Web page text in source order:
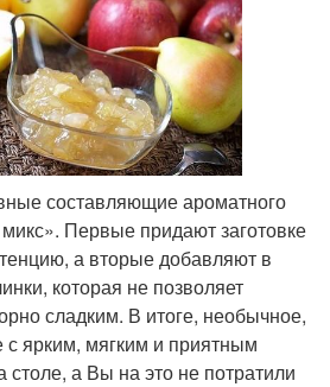
составляющие ароматного
Первые придают заготовке
а вторые добавляют в
которая не позволяет
сладким. В итоге, необычное,
с ярким, мягким и приятным
столе, а Вы на это не потратили